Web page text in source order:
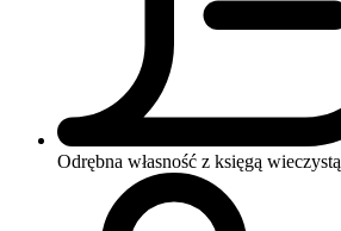
Odrębna własność z księgą wieczystą